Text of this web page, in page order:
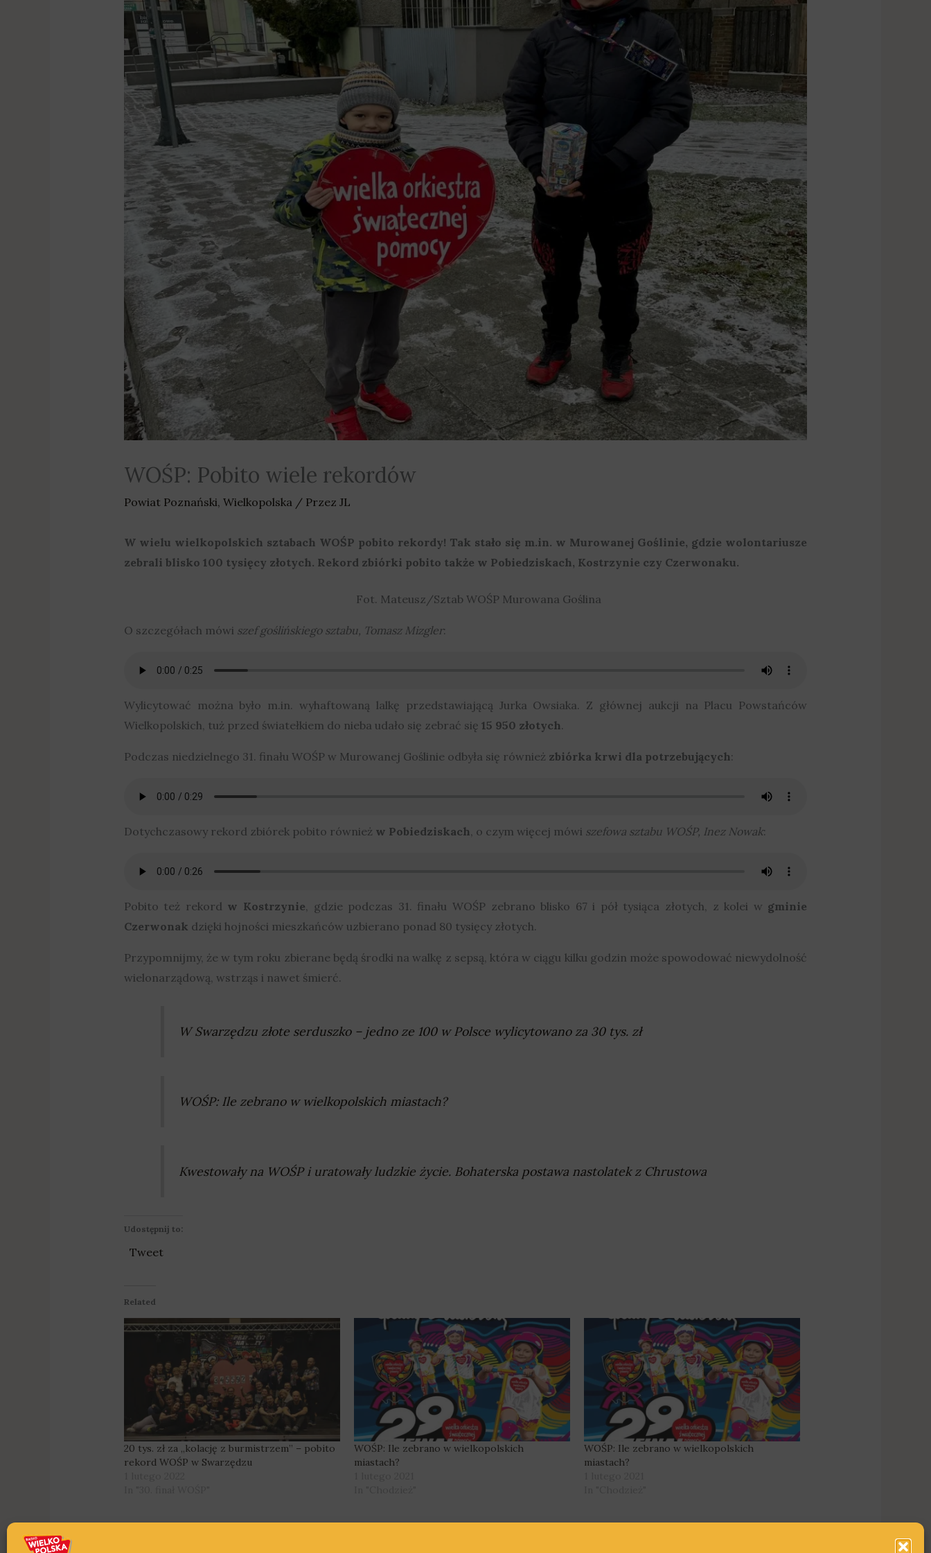
WOŚP: Pobito wiele rekordów
Powiat Poznański, Wielkopolska / Przez JL
W wielu wielkopolskich sztabach WOŚP pobito rekordy! Tak stało się m.in. w Murowanej Goślinie, gdzie wolontariusze
zebrali blisko 100 tysięcy złotych. Rekord zbiórki pobito także w Pobiedziskach, Kostrzynie czy Czerwonaku.
Fot. Mateusz/Sztab WOŚP Murowana Goślina
O szczegółach mówi szef goślińskiego sztabu, Tomasz Mizgler:
Wylicytować można było m.in. wyhaftowaną lalkę przedstawiającą Jurka Owsiaka. Z głównej aukcji na Placu Powstańców
Wielkopolskich, tuż przed światełkiem do nieba udało się zebrać się 15 950 złotych.
Podczas niedzielnego 31. finału WOŚP w Murowanej Goślinie odbyła się również zbiórka krwi dla potrzebujących:
Dotychczasowy rekord zbiórek pobito również w Pobiedziskach , o czym więcej mówi szefowa sztabu WOŚP, Inez Nowak:
Pobito też rekord w Kostrzynie , gdzie podczas 31. finału WOŚP zebrano blisko 67 i pół tysiąca złotych, z kolei w gminie
Czerwonak dzięki hojności mieszkańców uzbierano ponad 80 tysięcy złotych.
Przypomnijmy, że w tym roku zbierane będą środki na walkę z sepsą, która w ciągu kilku godzin może spowodować niewydolność
wielonarządową, wstrząs i nawet śmierć.
W Swarzędzu złote serduszko – jedno ze 100 w Polsce wylicytowano za 30 tys. zł
WOŚP: Ile zebrano w wielkopolskich miastach?
Kwestowały na WOŚP i uratowały ludzkie życie. Bohaterska postawa nastolatek z Chrustowa
Udostępnij to:
Tweet
Related
20 tys. zł za „kolację z burmistrzem” – pobito
rekord WOŚP w Swarzędzu
WOŚP: Ile zebrano w wielkopolskich
miastach?
WOŚP: Ile zebrano w wielkopolskich
miastach?